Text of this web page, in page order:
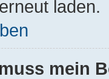
laden.
mein